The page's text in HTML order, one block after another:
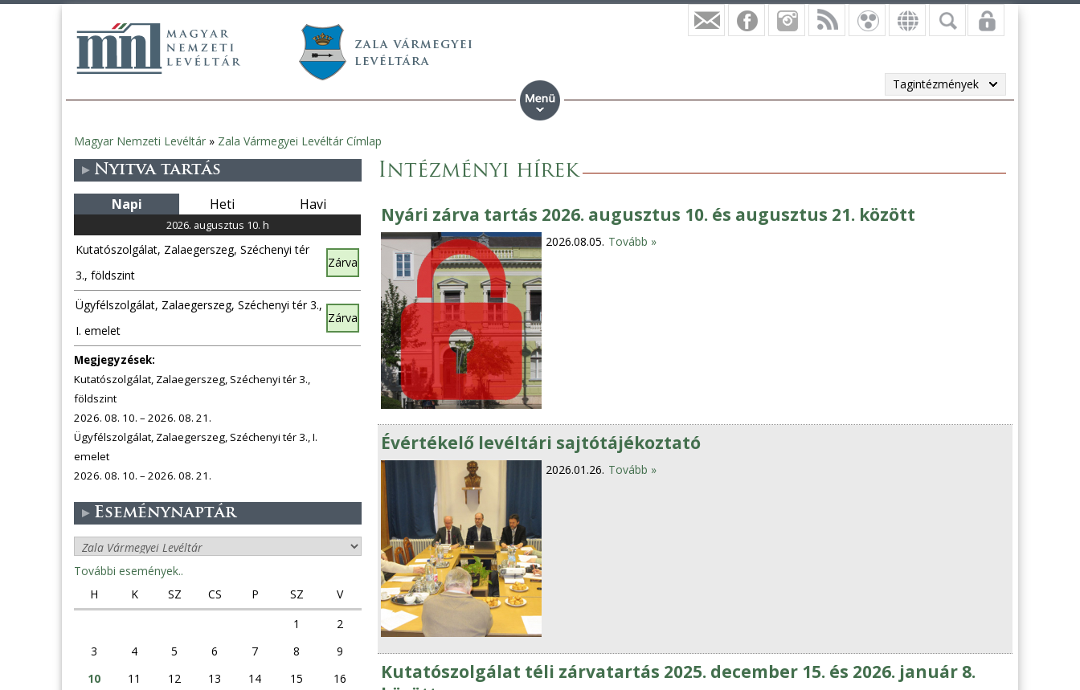
Tagintézmények
Jelenlegi
hely
Magyar Nemzeti Levéltár » Zala Vármegyei Levéltár Címlap
Intézményi hírek
Nyári zárva tartás 2026. augusztus 10. és augusztus 21. között
2026.08.05. Tovább »
Évértékelő levéltári sajtótájékoztató
2026.01.26. Tovább »
Kutatószolgálat téli zárvatartás 2025. december 15. és 2026. január 8.
Nyitva tartás
Napi Heti Havi
2026. augusztus 10. h
Kutatószolgálat, Zalaegerszeg, Széchenyi tér
3., földszint
Zárva
Ügyfélszolgálat, Zalaegerszeg, Széchenyi tér 3.,
I. emelet
Zárva
Megjegyzések:
Kutatószolgálat, Zalaegerszeg, Széchenyi tér 3.,
földszint
2026. 08. 10. – 2026. 08. 21.
Ügyfélszolgálat, Zalaegerszeg, Széchenyi tér 3., I.
emelet
2026. 08. 10. – 2026. 08. 21.
Eseménynaptár
További események..
H
K SZ CS P SZ
V
1
2
3
4 5 6 7 8
9
10
11 12 13 14 15
16